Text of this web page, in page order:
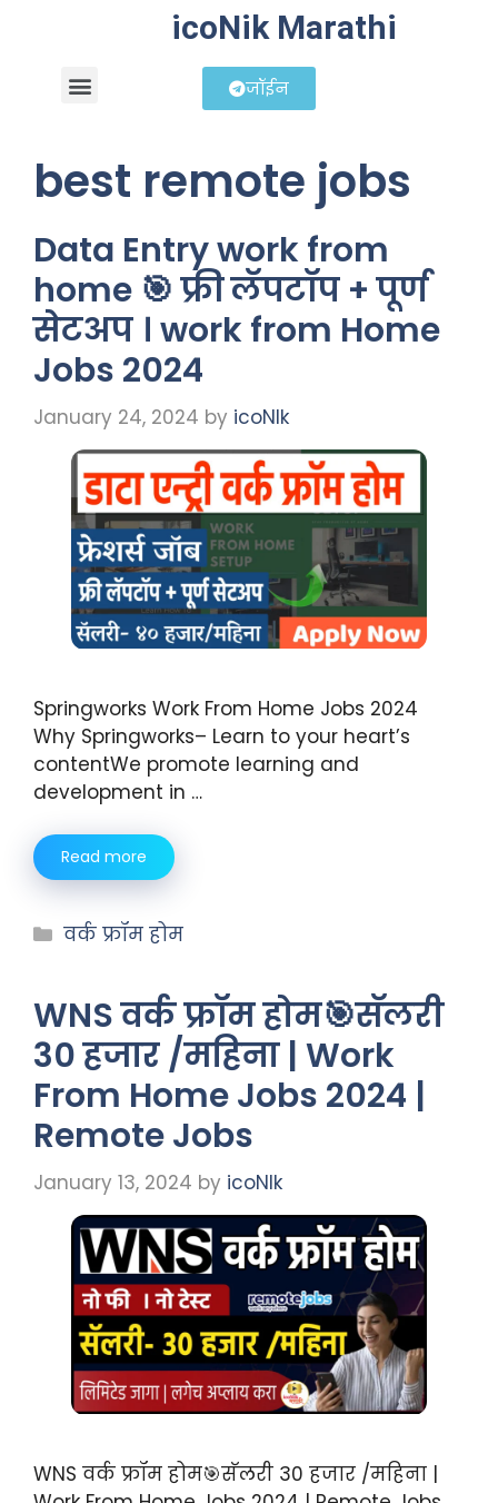
icoNik Marathi
जॉईन
best remote jobs
Data Entry work from
home 🎯 फ्री लॅपटॉप + पूर्ण
सेटअप । work from Home
Jobs 2024
January 24, 2024 by icoNIk
Springworks Work From Home Jobs 2024
Why Springworks– Learn to your heart’s
contentWe promote learning and
development in …
Read more
वर्क फ्रॉम होम
WNS वर्क फ्रॉम होम🎯सॅलरी
30 हजार /महिना | Work
From Home Jobs 2024 |
Remote Jobs
January 13, 2024 by icoNIk
WNS वर्क फ्रॉम होम🎯सॅलरी 30 हजार /महिना |